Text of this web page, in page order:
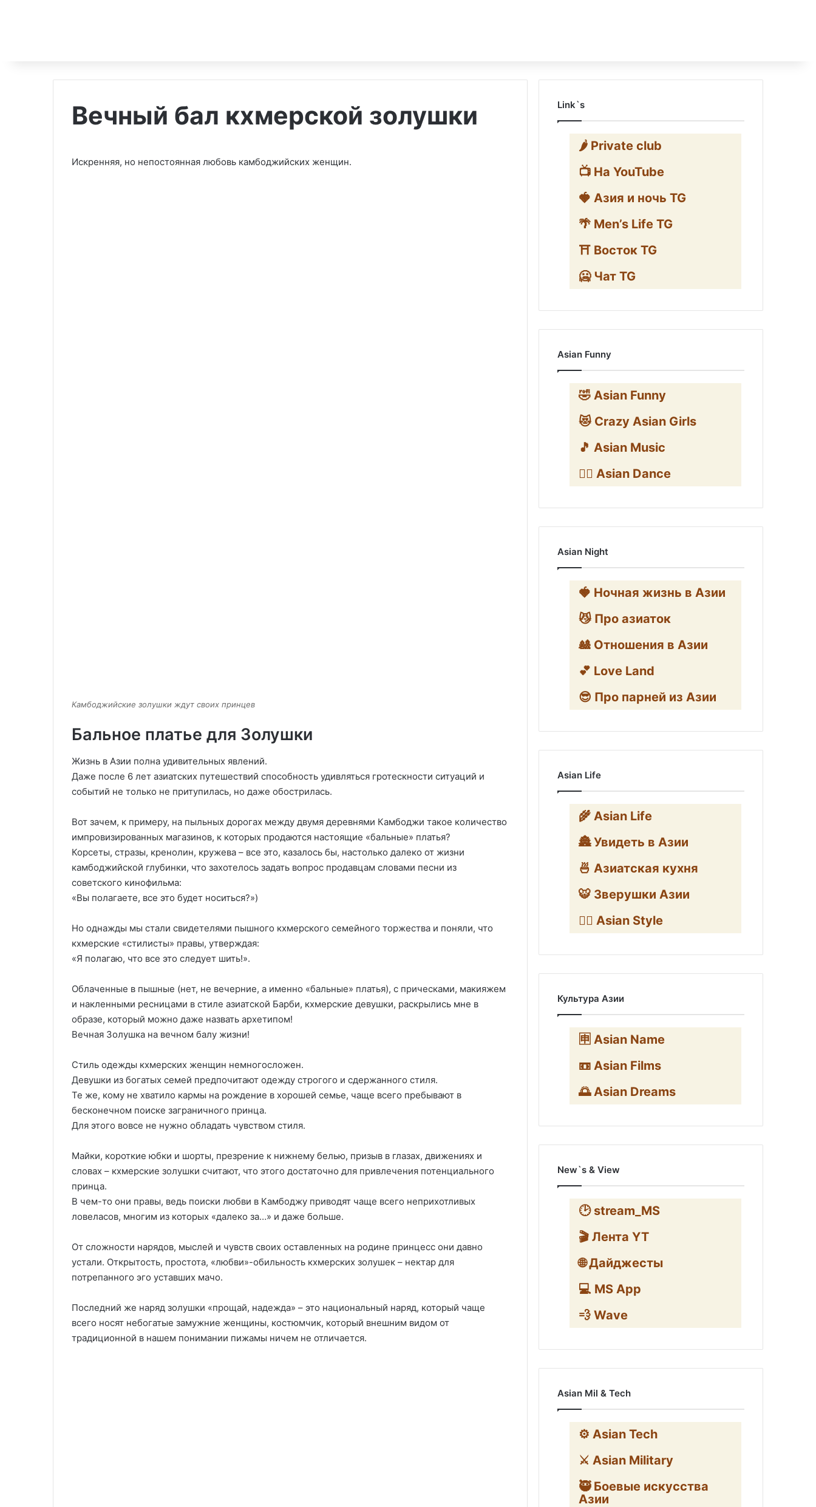
Вечный бал кхмерской золушки
Искренняя, но непостоянная любовь камбоджийских женщин.
Камбоджийские золушки ждут своих принцев
Бальное платье для Золушки
Жизнь в Азии полна удивительных явлений.
Даже после 6 лет азиатских путешествий способность удивляться гротескности ситуаций и
событий не только не притупилась, но даже обострилась.
Вот зачем, к примеру, на пыльных дорогах между двумя деревнями Камбоджи такое количество
импровизированных магазинов, к которых продаются настоящие «бальные» платья?
Корсеты, стразы, кренолин, кружева – все это, казалось бы, настолько далеко от жизни
камбоджийской глубинки, что захотелось задать вопрос продавцам словами песни из
советского кинофильма:
«Вы полагаете, все это будет носиться?»)
Но однажды мы стали свидетелями пышного кхмерского семейного торжества и поняли, что
кхмерские «стилисты» правы, утверждая:
«Я полагаю, что все это следует шить!».
Облаченные в пышные (нет, не вечерние, а именно «бальные» платья), с прическами, макияжем
и накленными ресницами в стиле азиатской Барби, кхмерские девушки, раскрылись мне в
образе, который можно даже назвать архетипом!
Вечная Золушка на вечном балу жизни!
Стиль одежды кхмерских женщин немногосложен.
Девушки из богатых семей предпочитают одежду строгого и сдержанного стиля.
Те же, кому не хватило кармы на рождение в хорошей семье, чаще всего пребывают в
бесконечном поиске заграничного принца.
Для этого вовсе не нужно обладать чувством стиля.
Майки, короткие юбки и шорты, презрение к нижнему белью, призыв в глазах, движениях и
словах – кхмерские золушки считают, что этого достаточно для привлечения потенциального
принца.
В чем-то они правы, ведь поиски любви в Камбоджу приводят чаще всего неприхотливых
ловеласов, многим из которых «далеко за…» и даже больше.
От сложности нарядов, мыслей и чувств своих оставленных на родине принцесс они давно
устали. Открытость, простота, «любви»-обильность кхмерских золушек – нектар для
потрепанного эго уставших мачо.
Последний же наряд золушки «прощай, надежда» – это национальный наряд, который чаще
всего носят небогатые замужние женщины, костюмчик, который внешним видом от
традиционной в нашем понимании пижамы ничем не отличается.
Link`s
🌶️ Private club
📺 На YouTube
🍓 Азия и ночь TG
🌴 Men’s Life TG
⛩️ Восток TG
🥶 Чат TG
Asian Funny
🤣 Asian Funny
😻 Crazy Asian Girls
🎵 Asian Music
👯‍♀️ Asian Dance
Asian Night
🍓 Ночная жизнь в Азии
😼 Про азиаток
🎎 Отношения в Азии
💕 Love Land
😎 Про парней из Азии
Asian Life
🌾 Asian Life
🏯 Увидеть в Азии
🍜 Азиатская кухня
🐯 Зверушки Азии
🧛‍♂️ Asian Style
Культура Азии
🈸 Asian Name
📼 Asian Films
🌅 Asian Dreams
New`s & View
🕑 stream_MS
🎬 Лента YT
🌐 Дайджесты
💻 MS App
💨 Wave
Asian Mil & Tech
⚙️ Asian Tech
⚔️ Asian Military
🥷 Боевые искусства
Азии